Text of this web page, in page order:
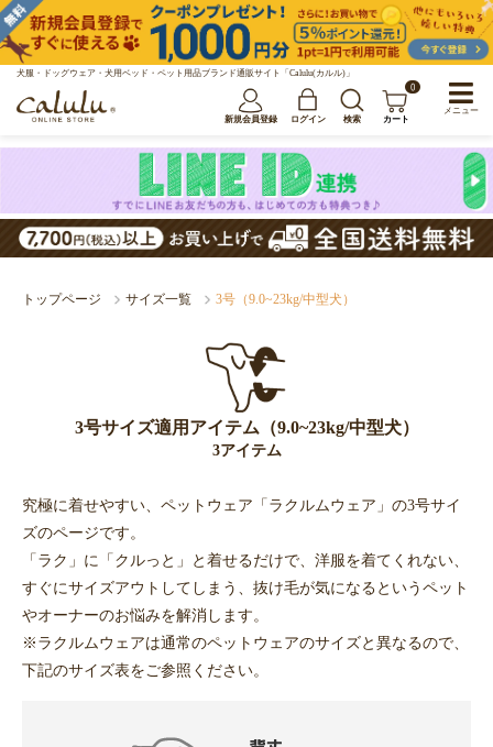
犬服・ドッグウェア・犬用ベッド・ペット用品ブランド通販サイト「Calulu(カルル)」
新規会員登録 ログイン 検索
0
カート
トップページ サイズ一覧 3号（9.0~23kg/中型犬）
3号サイズ適用アイテム（9.0~23kg/中型犬）
3アイテム
究極に着せやすい、ペットウェア「ラクルムウェア」の3号サイ
ズのページです。
「ラク」に「クルっと」と着せるだけで、洋服を着てくれない、
すぐにサイズアウトしてしまう、抜け毛が気になるというペット
やオーナーのお悩みを解消します。
※ラクルムウェアは通常のペットウェアのサイズと異なるので、
下記のサイズ表をご参照ください。
メニュー